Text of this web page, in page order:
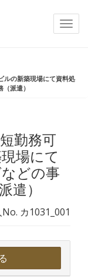
ルの新築現場にて資料処
派遣）
勤務可
場にて
どの事
遣）
カ1031_001